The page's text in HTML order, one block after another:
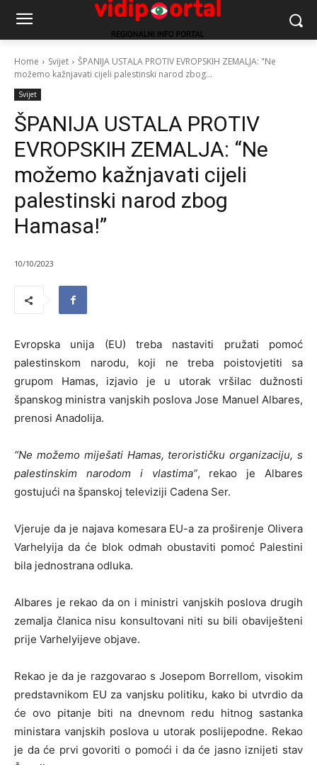
Home Svijet
ŠPANIJA USTALA PROTIV EVROPSKIH ZEMALJA: "Ne
možemo kažnjavati cijeli palestinski narod zbog...
Svijet
ŠPANIJA USTALA PROTIV
EVROPSKIH ZEMALJA: “Ne
možemo kažnjavati cijeli
palestinski narod zbog
Hamasa!”
10/10/2023
Evropska unija (EU) treba nastaviti pružati pomoć
palestinskom narodu, koji ne treba poistovjetiti sa
grupom Hamas, izjavio je u utorak vršilac dužnosti
španskog ministra vanjskih poslova Jose Manuel Albares,
prenosi Anadolija.
“Ne možemo miješati Hamas, terorističku organizaciju, s
palestinskim narodom i vlastima”, rekao je Albares
gostujući na španskoj televiziji Cadena Ser.
Vjeruje da je najava komesara EU-a za proširenje Olivera
Varhelyija da će blok odmah obustaviti pomoć Palestini
bila jednostrana odluka.
Albares je rekao da on i ministri vanjskih poslova drugih
zemalja članica nisu konsultovani niti su bili obaviješteni
prije Varhelyijeve objave.
Rekao je da je razgovarao s Josepom Borrellom, visokim
predstavnikom EU za vanjsku politiku, kako bi utvrdio da
će ovo pitanje biti na dnevnom redu hitnog sastanka
ministara vanjskih poslova u utorak poslijepodne. Rekao
je da će prvi govoriti o pomoći i da će jasno iznijeti stav